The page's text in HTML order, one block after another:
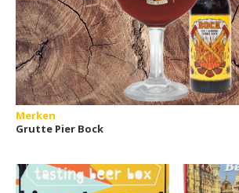
Merken
Grutte Pier Bock